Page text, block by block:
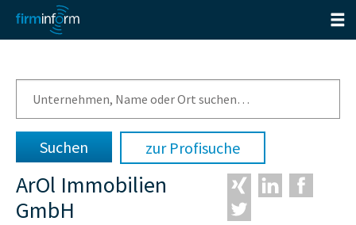
zur Profisuche
ArOl Immobilien
GmbH